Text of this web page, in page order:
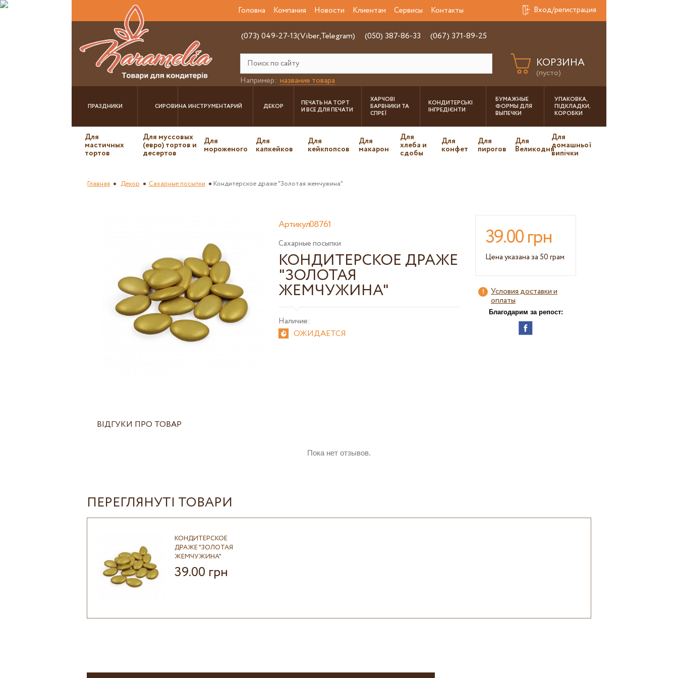
Головна Компания Новости Клиентам Сервисы Контакты Вход/регистрация
(073) 049-27-13(Viber,Telegram) (050) 387-86-33 (067) 371-89-25
Например: название товара
КОРЗИНА
(пусто)
ПРАЗДНИКИ СИРОВИНАИНСТРУМЕНТАРИЙ ДЕКОР
ПЕЧАТЬ НА ТОРТ
И ВСЕ ДЛЯ ПЕЧАТИ
ХАРЧОВІ
БАРВНИКИ ТА
СПРЕЇ
КОНДИТЕРСЬКІ
ІНГРЕДІЄНТИ
БУМАЖНЫЕ
ФОРМЫ ДЛЯ
ВЫПЕЧКИ
УПАКОВКА,
ПІДКЛАДКИ,
КОРОБКИ
Для
мастичных
тортов
Для муссовых
(евро) тортов и
десертов
Для
мороженого
Для
капкейков
Для
кейкпопсов
Для
макарон
Для
хлеба и
сдобы
Для
конфет
Для
пирогов
Для
Великодня
Для
домашньої
випічки
Главная Декор Сахарные посыпки Кондитерское драже "Золотая жемчужина"
Артикул08761
Сахарные посыпки
КОНДИТЕРСКОЕ ДРАЖЕ
"ЗОЛОТАЯ
ЖЕМЧУЖИНА"
Наличие:
ОЖИДАЕТСЯ
39.00 грн
Цена указана за 50 грам
Условия доставки и
оплаты
Благодарим за репост:
ВІДГУКИ ПРО ТОВАР
Пока нет отзывов.
ПЕРЕГЛЯНУТІ ТОВАРИ
КОНДИТЕРСКОЕ
ДРАЖЕ "ЗОЛОТАЯ
ЖЕМЧУЖИНА"
39.00 грн